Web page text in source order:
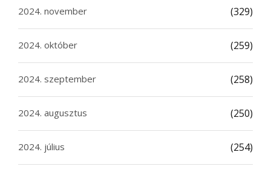
2024. november (329)
2024. október (259)
2024. szeptember (258)
2024. augusztus (250)
2024. július (254)